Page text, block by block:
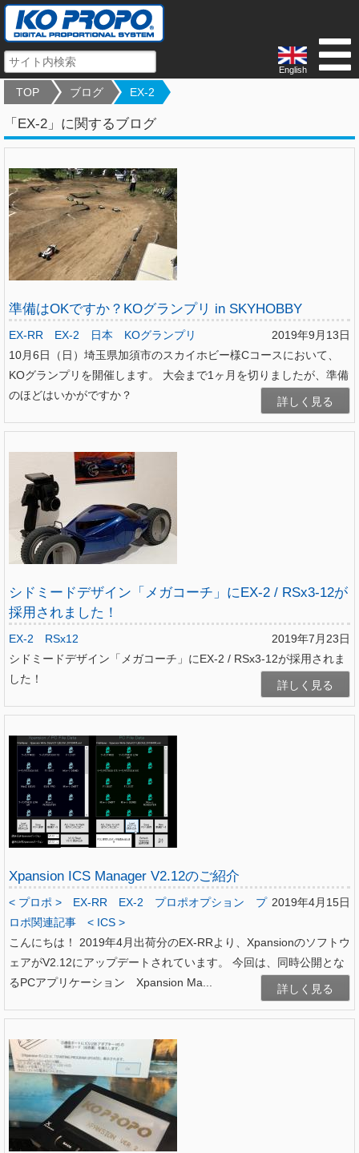
English
TOP ブログ EX-2
「EX-2」に関するブログ
準備はOKですか？KOグランプリ in SKYHOBBY
2019年9月13日
EX-RR EX-2 日本
KOグランプリ
10月6日（日）埼玉県加須市のスカイホビー様Cコースにおいて、
KOグランプリを開催します。 大会まで1ヶ月を切りましたが、準備
のほどはいかがですか？
詳しく見る
シドミードデザイン「メガコーチ」にEX-2 / RSx3-12が
採用されました！
2019年7月23日
EX-2
RSx12
シドミードデザイン「メガコーチ」にEX-2 / RSx3-12が採用されま
した！
詳しく見る
Xpansion ICS Manager V2.12のご紹介
2019年4月15日
< プロポ > EX-RR EX-2 プロポオプション
プ
ロポ関連記事
< ICS >
こんにちは！ 2019年4月出荷分のEX-RRより、Xpansionのソフトウ
ェアがV2.12にアップデートされています。 今回は、同時公開とな
るPCアプリケーション Xpansion Ma...
詳しく見る